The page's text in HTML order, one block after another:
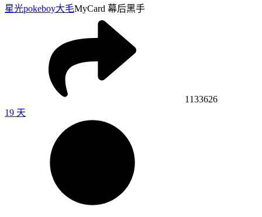
星光pokeboy大毛MyCard 幕后黑手
1133626
19 天